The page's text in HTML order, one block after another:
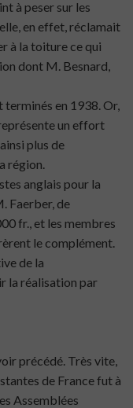
à peser sur les
en effet, réclamait
à la toiture ce qui
dont M. Besnard,
en 1938. Or,
un effort
plus de
région.
anglais pour la
Faerber, de
fr., et les membres
le complément.
de la
la réalisation par
précédé. Très vite,
de France fut à
Assemblées